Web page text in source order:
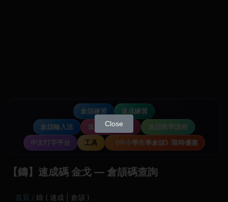
倉頡練習
速成練習
倉頡輸入法
速成輸入法教學
倉頡教學課程
中文打字平台
工具 《中小學生學倉頡》限時優惠
【鑄】速成碼 金戈 — 倉頡碼查詢
首頁 鑄 ( 速成 | 倉頡 )
Close